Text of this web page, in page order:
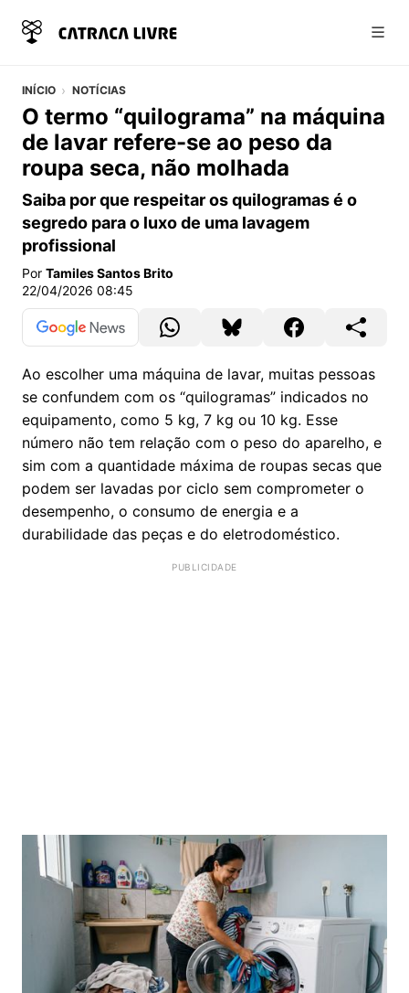
INÍCIO NOTÍCIAS
O termo “quilograma” na máquina
de lavar refere-se ao peso da
roupa seca, não molhada
Saiba por que respeitar os quilogramas é o
segredo para o luxo de uma lavagem
profissional
Por Tamiles Santos Brito
22/04/2026 08:45
Ao escolher uma máquina de lavar, muitas pessoas
se confundem com os “quilogramas” indicados no
equipamento, como 5 kg, 7 kg ou 10 kg. Esse
número não tem relação com o peso do aparelho, e
sim com a quantidade máxima de roupas secas que
podem ser lavadas por ciclo sem comprometer o
desempenho, o consumo de energia e a
durabilidade das peças e do eletrodoméstico.